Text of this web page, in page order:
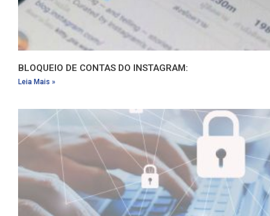
BLOQUEIO DE CONTAS DO INSTAGRAM:
Leia Mais »